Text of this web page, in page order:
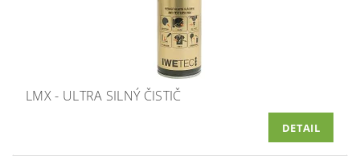
LMX - ULTRA SILNÝ ČISTIČ
DETAIL